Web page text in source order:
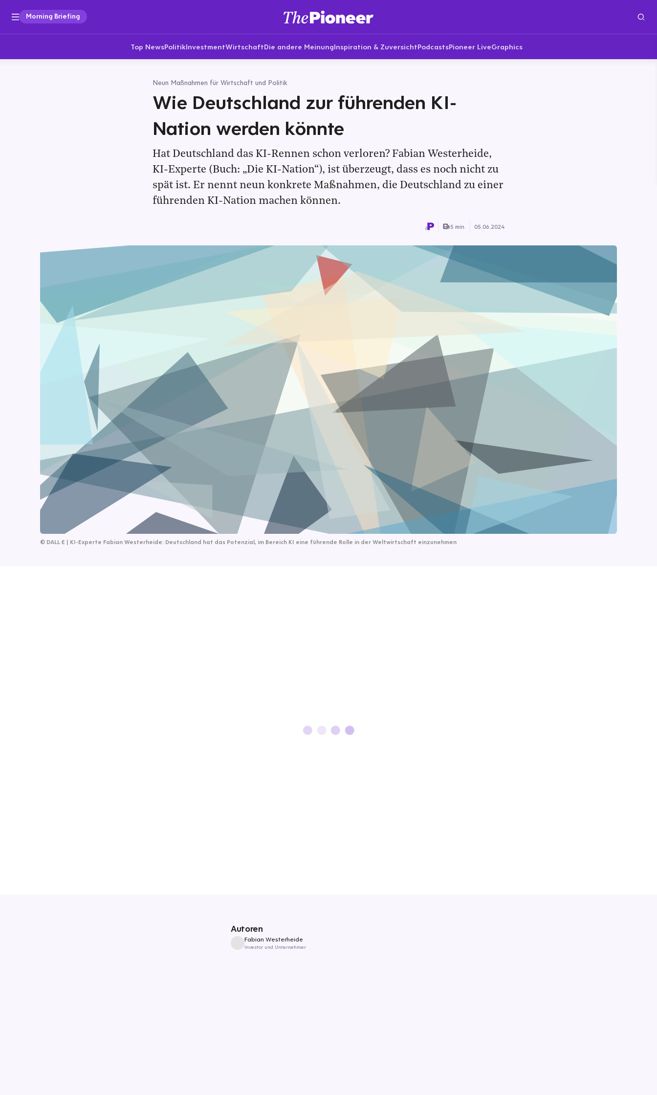
Morning Briefing
Top NewsPolitikInvestmentWirtschaftDie andere MeinungInspiration & ZuversichtPodcastsPioneer LiveGraphics
Neun Maßnahmen für Wirtschaft und Politik
Wie Deutschland zur führenden KI-
Nation werden könnte
Hat Deutschland das KI-Rennen schon verloren? Fabian Westerheide,
KI-Experte (Buch: „Die KI-Nation“), ist überzeugt, dass es noch nicht zu
spät ist. Er nennt neun konkrete Maßnahmen, die Deutschland zu einer
führenden KI-Nation machen können.
5 min. 05.06.2024
© DALL·E | KI-Experte Fabian Westerheide: Deutschland hat das Potenzial, im Bereich KI eine führende Rolle in der Weltwirtschaft einzunehmen
Autoren
Fabian Westerheide
Investor und Unternehmer